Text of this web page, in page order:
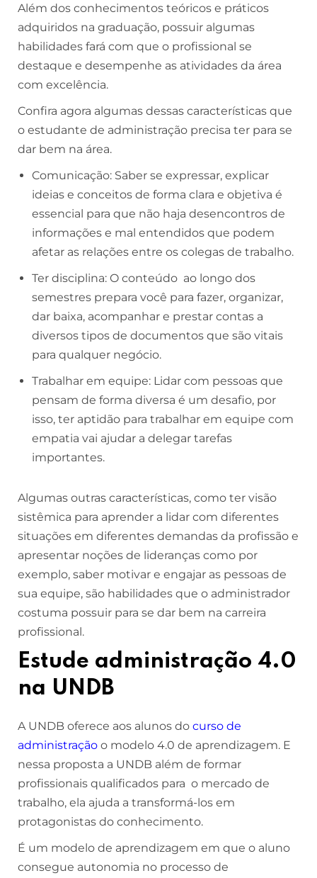
Além dos conhecimentos teóricos e práticos
adquiridos na graduação, possuir algumas
habilidades fará com que o profissional se
destaque e desempenhe as atividades da área
com excelência.
Confira agora algumas dessas características que
o estudante de administração precisa ter para se
dar bem na área.
Comunicação: Saber se expressar, explicar
ideias e conceitos de forma clara e objetiva é
essencial para que não haja desencontros de
informações e mal entendidos que podem
afetar as relações entre os colegas de trabalho.
Ter disciplina: O conteúdo ao longo dos
semestres prepara você para fazer, organizar,
dar baixa, acompanhar e prestar contas a
diversos tipos de documentos que são vitais
para qualquer negócio.
Trabalhar em equipe: Lidar com pessoas que
pensam de forma diversa é um desafio, por
isso, ter aptidão para trabalhar em equipe com
empatia vai ajudar a delegar tarefas
importantes.
Algumas outras características, como ter visão
sistêmica para aprender a lidar com diferentes
situações em diferentes demandas da profissão e
apresentar noções de lideranças como por
exemplo, saber motivar e engajar as pessoas de
sua equipe, são habilidades que o administrador
costuma possuir para se dar bem na carreira
profissional.
Estude administração 4.0
na UNDB
A UNDB oferece aos alunos do curso de
administração o modelo 4.0 de aprendizagem. E
nessa proposta a UNDB além de formar
profissionais qualificados para o mercado de
trabalho, ela ajuda a transformá-los em
protagonistas do conhecimento.
É um modelo de aprendizagem em que o aluno
consegue autonomia no processo de